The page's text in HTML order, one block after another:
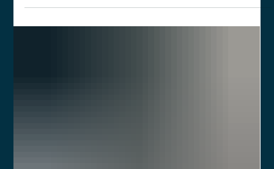
financeiras, incluindo seguros, crédito e câmbio, pode ser um